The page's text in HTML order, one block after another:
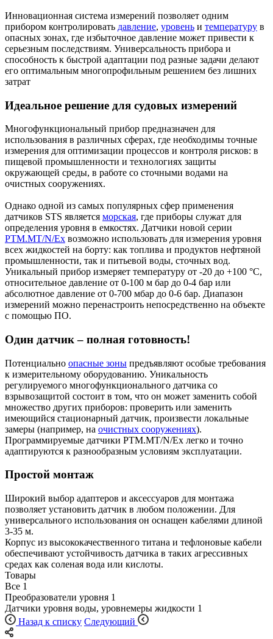
Инновационная система измерений позволяет одним
прибором контролировать давление, уровень и температуру в
опасных зонах, где избыточное давление может привести к
серьезным последствиям. Универсальность прибора и
способность к быстрой адаптации под разные задачи делают
его оптимальным многопрофильным решением без лишних
затрат
Идеальное решение для судовых измерений
Многофункциональный прибор предназначен для
использования в различных сферах, где необходимы точные
измерения для оптимизации процессов и контроля рисков: в
пищевой промышленности и технологиях защиты
окружающей среды, в работе со сточными водами на
очистных сооружениях.
Однако одной из самых популярных сфер применения
датчиков STS является морская, где приборы служат для
определения уровня в емкостях. Датчики новой серии
PTM.MT/N/Ex возможно использовать для измерения уровня
всех жидкостей на борту: как топлива и продуктов нефтяной
промышленности, так и питьевой воды, сточных вод.
Уникальный прибор измеряет температуру от -20 до +100 °C,
относительное давление от 0-100 м бар до 0-4 бар или
абсолютное давление от 0-700 мбар до 0-6 бар. Диапазон
измерений можно перенастроить непосредственно на объекте
с помощью ПО.
Один датчик – полная готовность!
Потенциально опасные зоны предъявляют особые требования
к измерительному оборудованию. Уникальность
регулируемого многофункционального датчика со
взрывозащитой состоит в том, что он может заменить собой
множество других приборов: проверить или заменить
имеющийся стационарный датчик, произвести локальные
замеры (например, на очистных сооружениях).
Программируемые датчики PTM.MT/N/Ex легко и точно
адаптируются к разнообразным условиям эксплуатации.
Простой монтаж
Широкий выбор адаптеров и аксессуаров для монтажа
позволяет установить датчик в любом положении. Для
универсального использования он оснащен кабелями длиной
3-35 м.
Корпус из высококачественного титана и тефлоновые кабели
обеспечивают устойчивость датчика в таких агрессивных
средах как соленая вода или кислоты.
Товары
Все 1
Преобразователи уровня 1
Датчики уровня воды, уровнемеры жидкости 1
Назад к списку Следующий